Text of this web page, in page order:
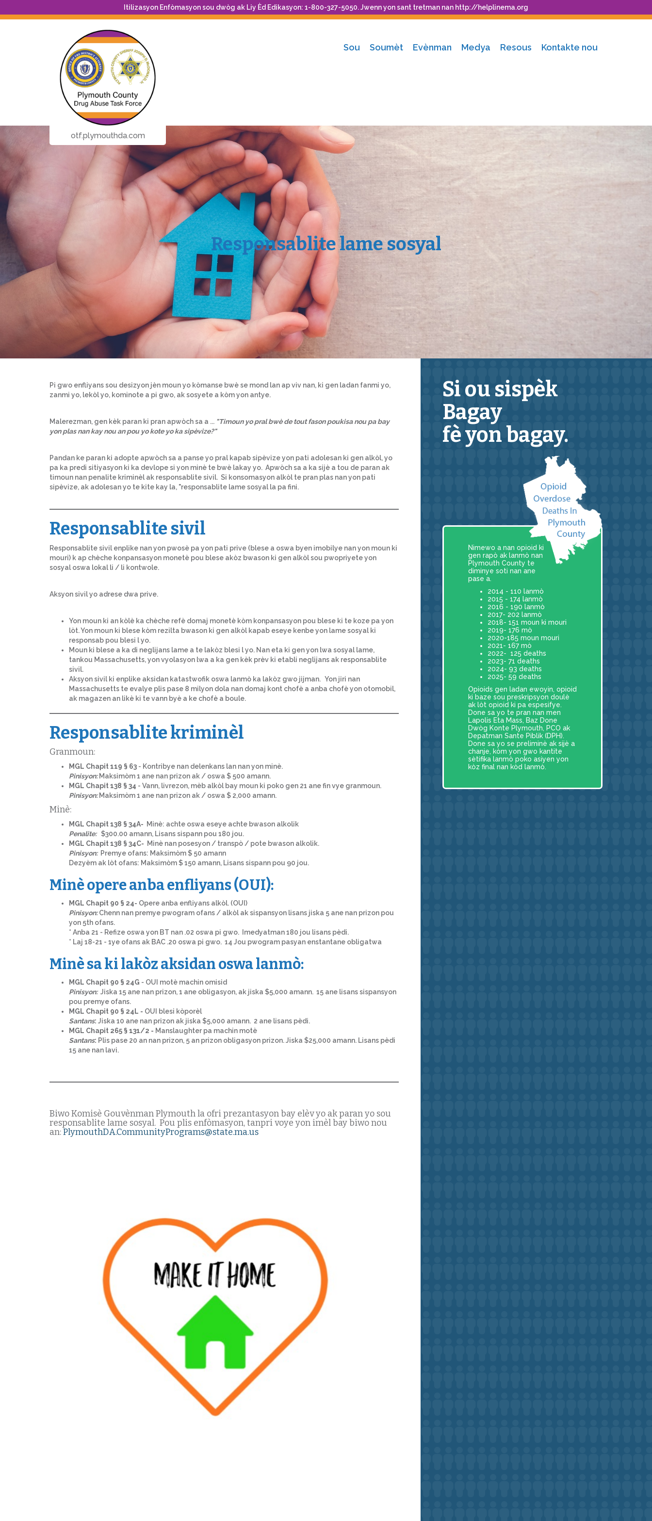
Itilizasyon Enfòmasyon sou dwòg ak Liy Èd Edikasyon: 1-800-327-5050. Jwenn yon sant tretman nan http://helplinema.org
otf.plymouthda.com
Sou Soumèt Evènman Medya Resous Kontakte nou
Responsablite lame sosyal
Pi gwo enfliyans sou desizyon jèn moun yo kòmanse bwè se mond lan ap viv nan, ki gen ladan fanmi yo,
zanmi yo, lekòl yo, kominote a pi gwo, ak sosyete a kòm yon antye.
Malerezman, gen kèk paran ki pran apwòch sa a ... "Timoun yo pral bwè de tout fason poukisa nou pa bay
yon plas nan kay nou an pou yo kote yo ka sipèvize?"
Pandan ke paran ki adopte apwòch sa a panse yo pral kapab sipèvize yon pati adolesan ki gen alkòl, yo
pa ka predi sitiyasyon ki ka devlope si yon minè te bwè lakay yo. Apwòch sa a ka sijè a tou de paran ak
timoun nan penalite kriminèl ak responsablite sivil. Si konsomasyon alkòl te pran plas nan yon pati
sipèvize, ak adolesan yo te kite kay la, "responsablite lame sosyal la pa fini.
Responsablite sivil
Responsablite sivil enplike nan yon pwosè pa yon pati prive (blese a oswa byen imobilye nan yon moun ki
mouri) k ap chèche konpansasyon monetè pou blese akòz bwason ki gen alkòl sou pwopriyete yon
sosyal oswa lokal li / li kontwole.
Aksyon sivil yo adrese dwa prive.
Yon moun ki an kòlè ka chèche refè domaj monetè kòm konpansasyon pou blese ki te koze pa yon
lòt. Yon moun ki blese kòm rezilta bwason ki gen alkòl kapab eseye kenbe yon lame sosyal ki
responsab pou blesi l yo.
Moun ki blese a ka di neglijans lame a te lakòz blesi l yo. Nan eta ki gen yon lwa sosyal lame,
tankou Massachusetts, yon vyolasyon lwa a ka gen kèk prèv ki etabli neglijans ak responsablite
sivil.
Aksyon sivil ki enplike aksidan katastwofik oswa lanmò ka lakòz gwo jijman. Yon jiri nan
Massachusetts te evalye plis pase 8 milyon dola nan domaj kont chofè a anba chofè yon otomobil,
ak magazen an likè ki te vann byè a ke chofè a boule.
Responsablite kriminèl
Granmoun:
MGL Chapit 119 § 63 - Kontribye nan delenkans lan nan yon minè.
Pinisyon:Maksimòm 1 ane nan prizon ak / oswa $ 500 amann.
MGL Chapit 138 § 34 - Vann, livrezon, mèb alkòl bay moun ki poko gen 21 ane fin vye granmoun.
Pinisyon:Maksimòm 1 ane nan prizon ak / oswa $ 2,000 amann.
Minè:
MGL Chapit 138 § 34A- Minè: achte oswa eseye achte bwason alkolik
Penalite: $300.00 amann, Lisans sispann pou 180 jou.
MGL Chapit 138 § 34C- Minè nan posesyon / transpò / pote bwason alkolik.
Pinisyon: Premye ofans: Maksimòm $ 50 amann
Dezyèm ak lòt ofans: Maksimòm $ 150 amann, Lisans sispann pou 90 jou.
Minè opere anba enfliyans (OUI):
MGL Chapit 90 § 24- Opere anba enfliyans alkòl. (OUI)
Pinisyon:Chenn nan premye pwogram ofans / alkòl ak sispansyon lisans jiska 5 ane nan prizon pou
yon 5th ofans.
* Anba 21 - Refize oswa yon BT nan .02 oswa pi gwo. Imedyatman 180 jou lisans pèdi.
* Laj 18-21 - 1ye ofans ak BAC .20 oswa pi gwo. 14 Jou pwogram pasyan enstantane obligatwa
Minè sa ki lakòz aksidan oswa lanmò:
MGL Chapit 90 § 24G - OUI motè machin omisid
Pinisyon: Jiska 15 ane nan prizon, 1 ane obligasyon, ak jiska $5,000 amann. 15 ane lisans sispansyon
pou premye ofans.
MGL Chapit 90 § 24L - OUI blesi kòporèl
Santans: Jiska 10 ane nan prizon ak jiska $5,000 amann. 2 ane lisans pèdi.
MGL Chapit 265 § 131/2 - Manslaughter pa machin motè
Santans: Plis pase 20 an nan prizon, 5 an prizon obligasyon prizon. Jiska $25,000 amann. Lisans pèdi
15 ane nan lavi.
Biwo Komisè Gouvènman Plymouth la ofri prezantasyon bay elèv yo ak paran yo sou
responsablite lame sosyal. Pou plis enfòmasyon, tanpri voye yon imèl bay biwo nou
an:PlymouthDA.CommunityPrograms@state.ma.us
Fè li Lakay-wèb Hub
Si ou sispèk
Bagay
fè yon bagay.
Nimewo a nan opioid ki
gen rapò ak lanmò nan
Plymouth County te
diminye soti nan ane
pase a.
2014 - 110 lanmò
2015 - 174 lanmò
2016 - 190 lanmò
2017- 202 lanmò
2018- 151 moun ki mouri
2019- 176 mò
2020-185 moun mouri
2021- 167 mò
2022- 125 deaths
2023- 71 deaths
2024- 93 deaths
2025- 59 deaths
Opioids gen ladan ewoyin, opioid
ki baze sou preskripsyon doulè
ak lòt opioid ki pa espesifye.
Done sa yo te pran nan men
Lapolis Eta Mass, Baz Done
Dwòg Konte Plymouth, PCO ak
Depatman Sante Piblik (DPH).
Done sa yo se preliminè ak sijè a
chanje, kòm yon gwo kantite
sètifika lanmò poko asiyen yon
kòz final nan kòd lanmò.